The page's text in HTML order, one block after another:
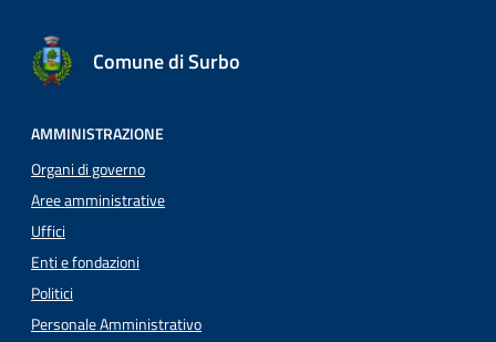
Comune di Surbo
AMMINISTRAZIONE
Organi di governo
Aree amministrative
Uffici
Enti e fondazioni
Politici
Personale Amministrativo